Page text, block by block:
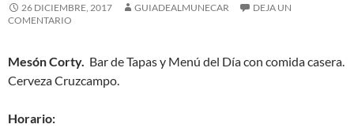
26 DICIEMBRE, 2017 GUIADEALMUNECAR
DEJA UN
COMENTARIO
Mesón Corty. Bar de Tapas y Menú del Día con comida casera.
Cerveza Cruzcampo.
Horario: